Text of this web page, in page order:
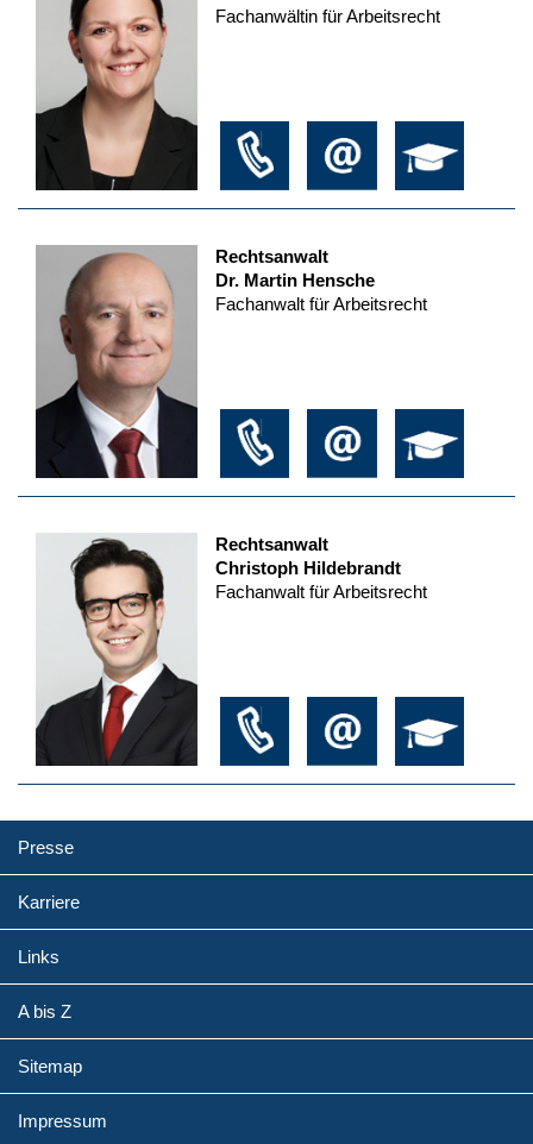
Fachanwältin für Arbeitsrecht
Rechtsanwalt
Dr. Martin Hensche
Fachanwalt für Arbeitsrecht
Rechtsanwalt
Christoph Hildebrandt
Fachanwalt für Arbeitsrecht
Presse
Karriere
Links
A bis Z
Sitemap
Impressum